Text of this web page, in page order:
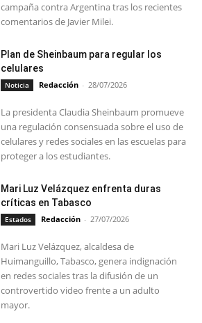
campaña contra Argentina tras los recientes
comentarios de Javier Milei.
Plan de Sheinbaum para regular los
celulares
Noticia Redacción - 28/07/2026
La presidenta Claudia Sheinbaum promueve
una regulación consensuada sobre el uso de
celulares y redes sociales en las escuelas para
proteger a los estudiantes.
Mari Luz Velázquez enfrenta duras
críticas en Tabasco
Estados Redacción - 27/07/2026
Mari Luz Velázquez, alcaldesa de
Huimanguillo, Tabasco, genera indignación
en redes sociales tras la difusión de un
controvertido video frente a un adulto
mayor.